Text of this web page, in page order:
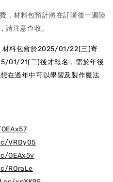
，材料包預計將在訂購後一週陸
請注意查收。
料包會於2025/01/22(三)寄
01/21(二)後才報名，需於年後
在過年中可以學習及製作魔法
VRDy05
OEAx5v
ROraLe